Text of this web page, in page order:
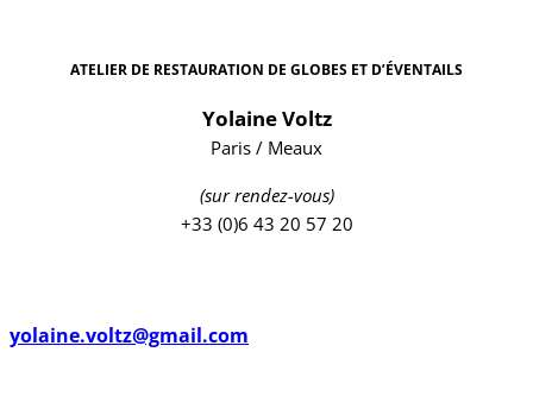
ATELIER DE RESTAURATION DE GLOBES ET D’ÉVENTAILS
Yolaine Voltz
Paris / Meaux
(sur rendez-vous)
+33 (0)6 43 20 57 20
yolaine.voltz@gmail.com